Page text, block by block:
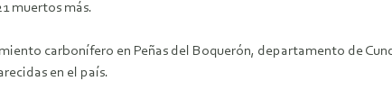
muertos más.
carbonífero en Peñas del Boquerón, departamento de
en el país.